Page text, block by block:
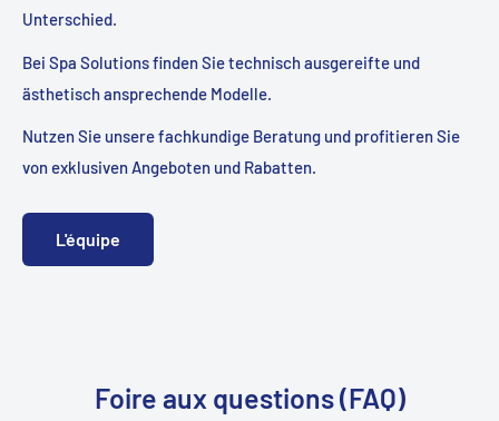
Unterschied.
Bei Spa Solutions finden Sie technisch ausgereifte und
ästhetisch ansprechende Modelle.
Nutzen Sie unsere fachkundige Beratung und profitieren Sie
von exklusiven Angeboten und Rabatten.
L'équipe
Foire aux questions (FAQ)